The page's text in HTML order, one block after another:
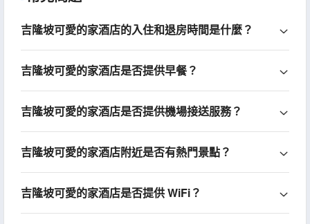
吉隆坡可愛的家酒店的入住和退房時間是什麼？
吉隆坡可愛的家酒店是否提供早餐？
吉隆坡可愛的家酒店是否提供機場接送服務？
吉隆坡可愛的家酒店附近是否有熱門景點？
吉隆坡可愛的家酒店是否提供 WiFi？